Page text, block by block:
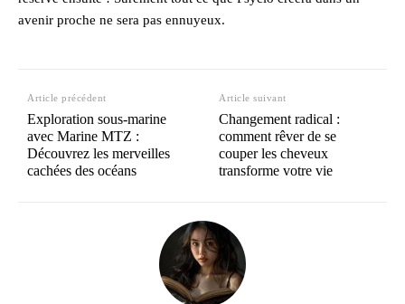
avenir proche ne sera pas ennuyeux.
Article précédent
Exploration sous-marine
avec Marine MTZ :
Découvrez les merveilles
cachées des océans
Article suivant
Changement radical :
comment rêver de se
couper les cheveux
transforme votre vie